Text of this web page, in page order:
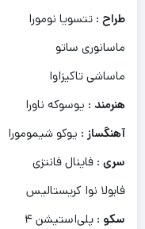
طراح : تتسویا نومورا
ماسانوری ساتو
ماساشی تاکیزاوا
هنرمند : یوسوکه ناورا
آهنگساز : یوکو شیمومورا
سری : فاینال فانتزی
فابولا نوا کریستالیس
سکو : پلی‌استیشن ۴